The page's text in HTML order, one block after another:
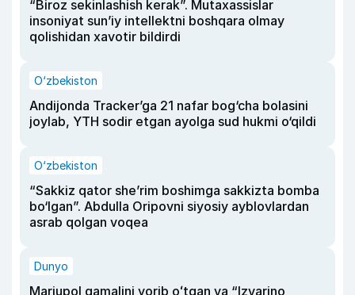
“Biroz sekinlashish kerak”. Mutaxassislar
insoniyat sun’iy intellektni boshqara olmay
qolishidan xavotir bildirdi
O‘zbekiston
Andijonda Tracker’ga 21 nafar bog‘cha bolasini
joylab, YTH sodir etgan ayolga sud hukmi o‘qildi
O‘zbekiston
“Sakkiz qator she’rim boshimga sakkizta bomba
bo‘lgan”. Abdulla Oripovni siyosiy ayblovlardan
asrab qolgan voqea
Dunyo
Mariupol qamalini yorib oʻtgan va “Izvarino